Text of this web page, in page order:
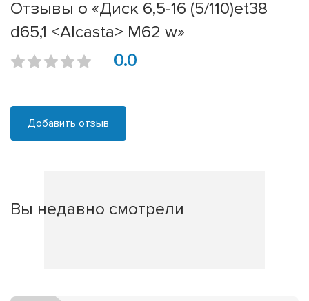
Отзывы о «Диск 6,5-16 (5/110)et38
d65,1 <Alcasta> M62 w»
0.0
Добавить отзыв
Вы недавно смотрели